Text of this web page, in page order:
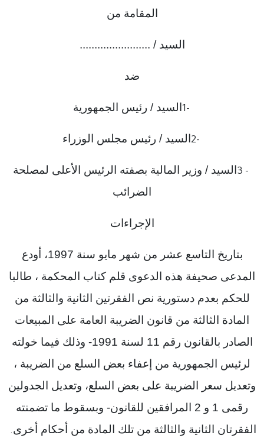
المقامة من
السيد / ........................
ضد
1-السيد / رئيس الجمهورية
2-السيد / رئيس مجلس الوزراء
3 -السيد / وزير المالية بصفته الرئيس الأعلى لمصلحة
الضرائب
الإجراءات
بتاريخ التاسع عشر من شهر مايو سنة 1997، أودع
المدعى صحيفة هذه الدعوى قلم كتاب المحكمة ، طالبا
للحكم بعدم دستورية نص الفقرتين الثانية والثالثة من
المادة الثالثة من قانون الضريبة العامة على المبيعات
الصادر بالقانون رقم 11 لسنة 1991- وذلك فيما خولته
لرئيس الجمهورية من إعفاء بعض السلع من الضريبة ،
وتعديل سعر الضريبة على بعض السلع، وتعديل الجدولين
رقمى 1 و 2 المرافقين للقانون- وبسقوط ما تضمنته
الفقرتان الثانية والثالثة من تلك المادة من أحكام أخرى.